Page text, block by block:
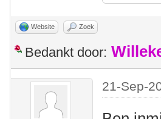
Website Zoek
Bedankt door:
21-Sep-